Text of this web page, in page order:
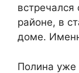
районе, в
доме.
Полина уже